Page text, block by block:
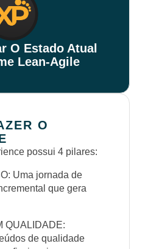
O Estado Atual
Lean-Agile
O
possui 4 pilares:
Uma jornada de
que gera
QUALIDADE:
de qualidade